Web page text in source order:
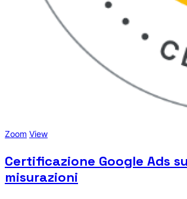
Zoom View
Certificazione Google Ads
misurazioni